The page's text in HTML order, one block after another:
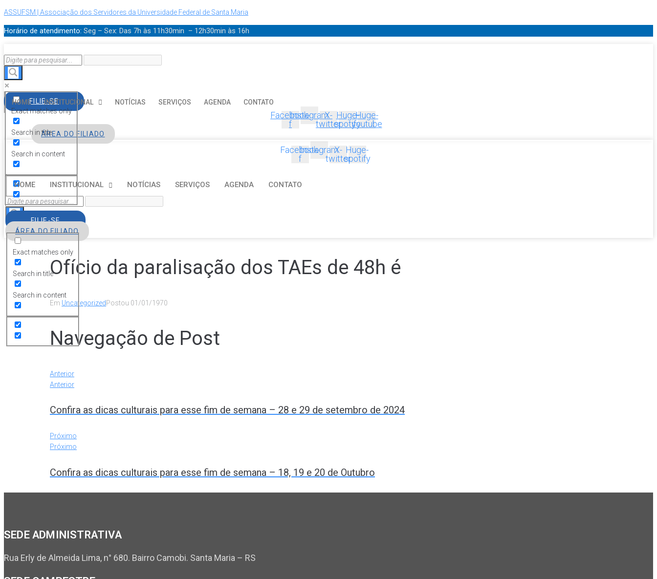
ASSUFSM | Associação dos Servidores da Universidade Federal de Santa Maria
Horário de atendimento: Seg – Sex: Das 7h às 11h30min – 12h30min às 16h
Exact matches only
Search in title
Search in content
HOME INSTITUCIONAL NOTÍCIAS SERVIÇOS AGENDA CONTATO
FILIE-SE
Facebook-
f
InstagramX-
twitter
Huge-
spotify
Huge-
youtube
ÁREA DO FILIADO
Facebook-
f
InstagramX-
twitter
Huge-
spotify
HOME INSTITUCIONAL NOTÍCIAS SERVIÇOS AGENDA CONTATO
Exact matches only
Search in title
Search in content
FILIE-SE
ÁREA DO FILIADO
Ofício da paralisação dos TAEs de 48h é
Em UncategorizedPostou 01/01/1970
Navegação de Post
Anterior
Anterior
Confira as dicas culturais para esse fim de semana – 28 e 29 de setembro de 2024
Próximo
Próximo
Confira as dicas culturais para esse fim de semana – 18, 19 e 20 de Outubro
SEDE ADMINISTRATIVA
Rua Erly de Almeida Lima, n° 680. Bairro Camobi. Santa Maria – RS